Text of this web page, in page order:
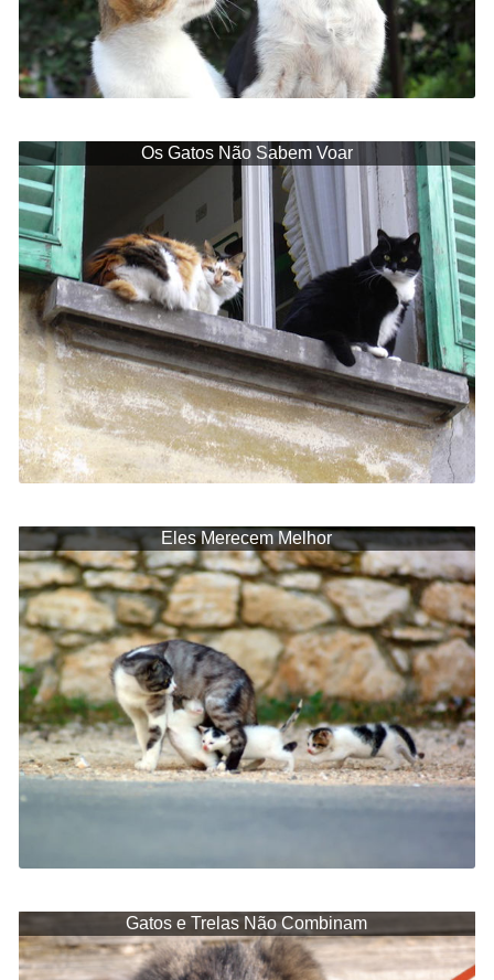
Os Gatos Não Sabem Voar
Eles Merecem Melhor
Gatos e Trelas Não Combinam